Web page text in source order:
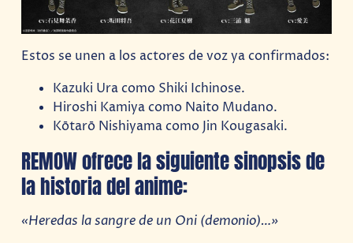
Estos se unen a los actores de voz ya confirmados:
Kazuki Ura como Shiki Ichinose.
Hiroshi Kamiya como Naito Mudano.
Kōtarō Nishiyama como Jin Kougasaki.
REMOW ofrece la siguiente sinopsis de
la historia del anime:
«Heredas la sangre de un Oni (demonio)…»